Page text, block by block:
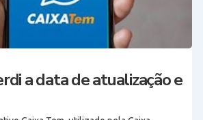
a data de atualização e